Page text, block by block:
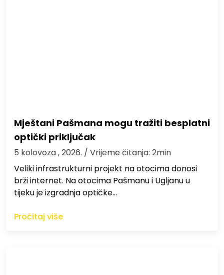
Mještani Pašmana mogu tražiti besplatni
optički priključak
5 kolovoza , 2026. / Vrijeme čitanja: 2min
Veliki infrastrukturni projekt na otocima donosi
brži internet. Na otocima Pašmanu i Ugljanu u
tijeku je izgradnja optičke…
Pročitaj više